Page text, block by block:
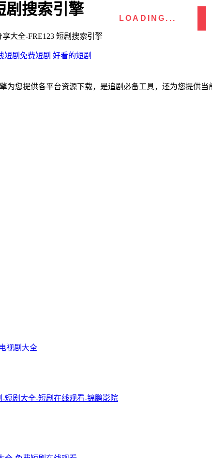
LOADING...
剧搜索引擎
大全-FRE123 短剧搜索引擎
短剧 免费短剧 好看的短剧
为您提供各平台资源下载，是追剧必备工具，还为您提供
视剧大全
短剧大全-短剧在线观看-锦鹏影院